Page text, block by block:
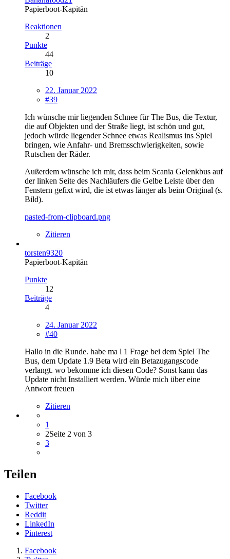
Papierboot-Kapitän
Reaktionen
2
Punkte
44
Beiträge
10
22. Januar 2022
#39
Ich wünsche mir liegenden Schnee für The Bus, die Textur,
die auf Objekten und der Straße liegt, ist schön und gut,
jedoch würde liegender Schnee etwas Realismus ins Spiel
bringen, wie Anfahr- und Bremsschwierigkeiten, sowie
Rutschen der Räder.
Außerdem wünsche ich mir, dass beim Scania Gelenkbus auf
der linken Seite des Nachläufers die Gelbe Leiste über den
Fenstern gefixt wird, die ist etwas länger als beim Original (s.
Bild).
pasted-from-clipboard.png
Zitieren
torsten9320
Papierboot-Kapitän
Punkte
12
Beiträge
4
24. Januar 2022
#40
Hallo in die Runde. habe ma l 1 Frage bei dem Spiel The
Bus, dem Update 1.9 Beta wird ein Betazugangscode
verlangt. wo bekomme ich diesen Code? Sonst kann das
Update nicht Installiert werden. Würde mich über eine
Antwort freuen
Zitieren
1
2Seite 2 von 3
3
Teilen
Facebook
Twitter
Reddit
LinkedIn
Pinterest
Facebook